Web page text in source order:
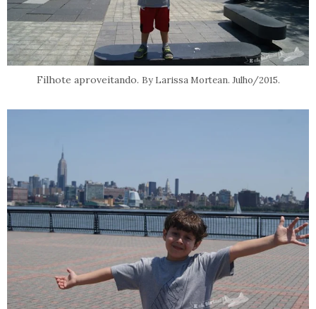
Filhote aproveitando. By Larissa Mortean. Julho/2015.